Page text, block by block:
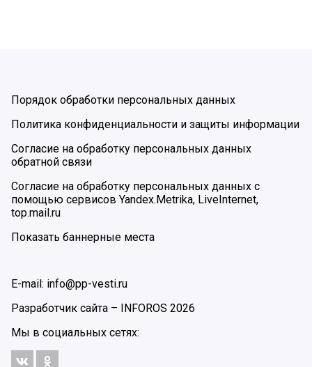
Порядок обработки персональных данных
Политика конфиденциальности и защиты информации
Согласие на обработку персональных данных
обратной связи
Согласие на обработку персональных данных с
помощью сервисов Yandex.Metrika, LiveInternet,
top.mail.ru
Показать баннерные места
E-mail: info@pp-vesti.ru
Разработчик сайта –
INFOROS 2026
Мы в социальных сетях: